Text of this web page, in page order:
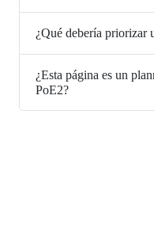
¿Qué debería priorizar
¿Esta página es un
PoE2?